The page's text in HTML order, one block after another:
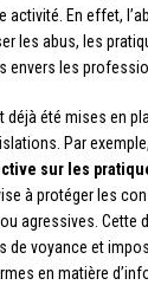
activité. En effet,
les abus, les
envers les
déjà été mises en
Par exemple,
sur les
à protéger les
agressives. Cette
de voyance et
en matière